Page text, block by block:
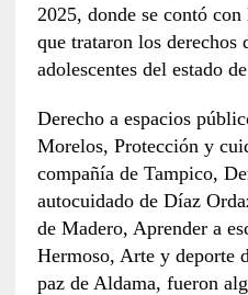
2025, donde se contó
que trataron los derechos
adolescentes del estado
Derecho a espacios
Morelos, Protección y
compañía de Tampico,
autocuidado de Díaz
de Madero, Aprender a
Hermoso, Arte y deporte
paz de Aldama, fueron